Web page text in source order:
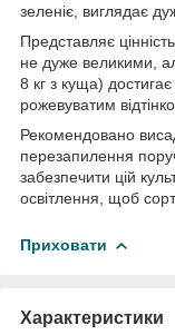
зеленіє, виглядає
Представляє
не дуже великими,
8 кг з куща)
рожевуватим
Рекомендовано
перезапилення
забезпечити цій
освітлення, щоб
Приховати
Характеристики